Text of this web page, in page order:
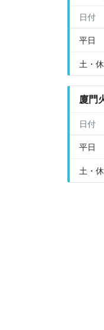
日付
平日
土・
廈門
日付
平日
土・